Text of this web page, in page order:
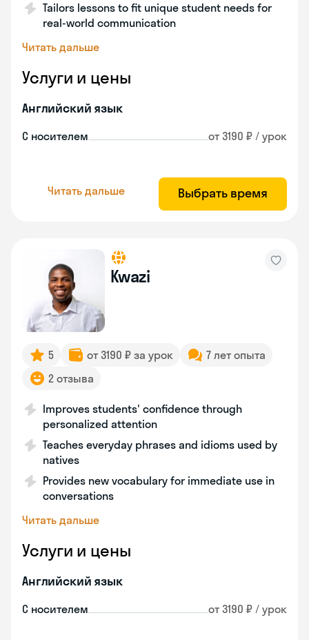
Tailors lessons to fit unique student needs for
real-world communication
Читать дальше
Услуги и цены
Английский язык
С носителем от 3190 ₽ / урок
Читать дальше Выбрать время
Kwazi
5 от 3190 ₽ за урок
7 лет опыта
2 отзыва
Improves students' confidence through
personalized attention
Teaches everyday phrases and idioms used by
natives
Provides new vocabulary for immediate use in
conversations
Читать дальше
Услуги и цены
Английский язык
С носителем от 3190 ₽ / урок